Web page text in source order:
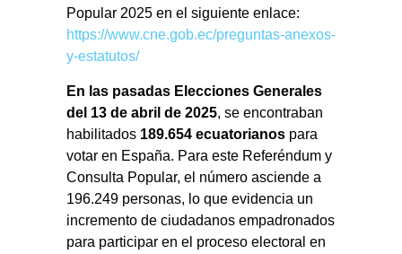
Popular 2025 en el siguiente enlace:
https://www.cne.gob.ec/preguntas-anexos-
y-estatutos/
En las pasadas Elecciones Generales
del 13 de abril de 2025, se encontraban
habilitados 189.654 ecuatorianos para
votar en España. Para este Referéndum y
Consulta Popular, el número asciende a
196.249 personas, lo que evidencia un
incremento de ciudadanos empadronados
para participar en el proceso electoral en